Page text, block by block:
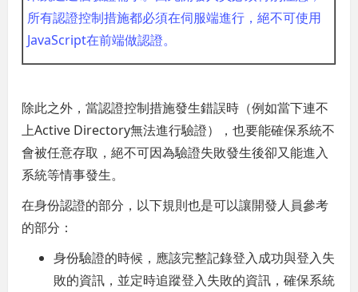
所有認證控制措施都必須在伺服端進行，絕不可使用
JavaScript在前端做認證。
除此之外，當認證控制措施發生錯誤時（例如當下連不
上Active Directory無法進行驗證），也要能確保系統不
會被任意存取，絕不可因為驗證失敗發生後卻又能進入
系統等情事發生。
在身份認證的部分，以下規則也是可以讓開發人員參考
的部分：
身份驗證的時候，應該完整記錄登入成功與登入失
敗的資訊，並定時追蹤登入失敗的資訊，確保系統